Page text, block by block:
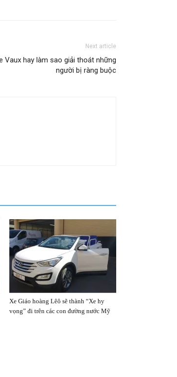
Next article
Vaux hay làm sao giải thoát những
người bị ràng buộc
Xe Giáo hoàng Lêô sẽ thành “Xe hy
vọng” đi trên các con đường nước Mỹ